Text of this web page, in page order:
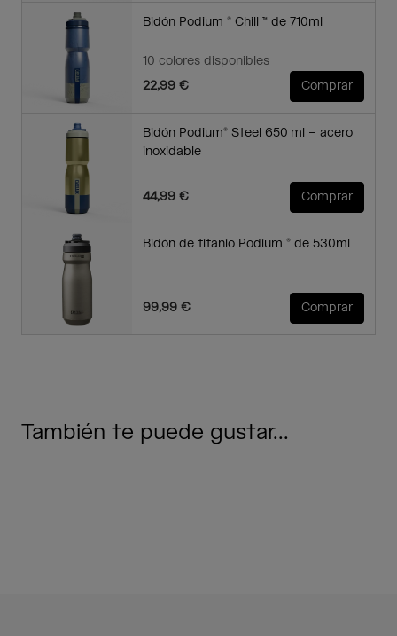
Bidón Podium ® Chill ™ de 710ml
10 colores disponibles
22,99 €
Comprar
Bidón Podium® Steel 650 ml – acero
inoxidable
44,99 € Comprar
Bidón de titanio Podium ® de 530ml
99,99 € Comprar
También te puede gustar...